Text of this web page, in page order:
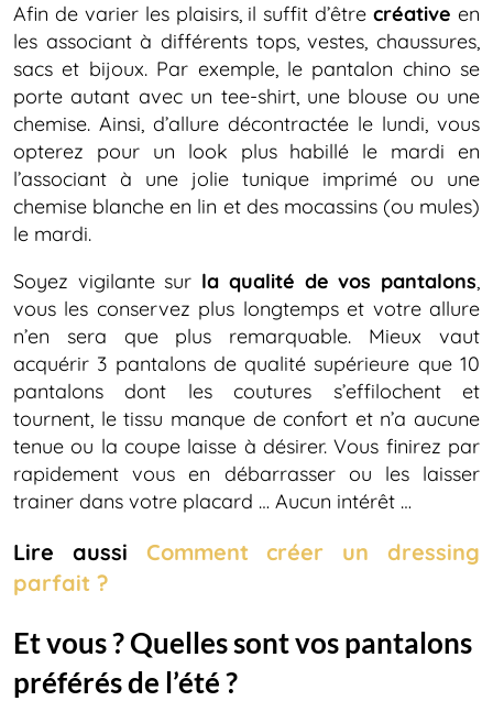
Afin de varier les plaisirs, il suffit d’être créativeen
les associant à différents tops, vestes, chaussures,
sacs et bijoux. Par exemple, le pantalon chino se
porte autant avec un tee-shirt, une blouse ou une
chemise. Ainsi, d’allure décontractée le lundi, vous
opterez pour un look plus habillé le mardi en
l’associant à une jolie tunique imprimé ou une
chemise blanche en lin et des mocassins (ou mules)
le mardi.
Soyez vigilante sur la qualité de vos pantalons,
vous les conservez plus longtemps et votre allure
n’en sera que plus remarquable. Mieux vaut
acquérir 3 pantalons de qualité supérieure que 10
pantalons dont les coutures s’effilochent et
tournent, le tissu manque de confort et n’a aucune
tenue ou la coupe laisse à désirer. Vous finirez par
rapidement vous en débarrasser ou les laisser
trainer dans votre placard … Aucun intérêt …
Lire aussi Comment créer un dressing
parfait ?
Et vous ? Quelles sont vos pantalons
préférés de l’été ?